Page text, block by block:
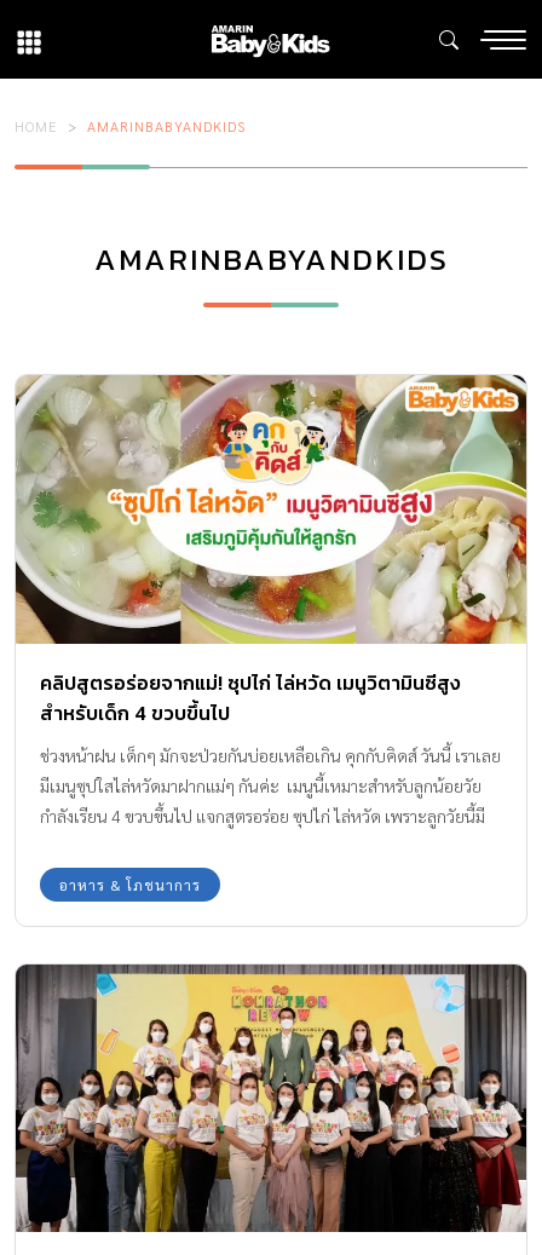
HOME AMARINBABYANDKIDS
AMARINBABYANDKIDS
คลิปสูตรอร่อยจากแม่! ซุปไก่ ไล่หวัด เมนูวิตามินซีสูง
สำหรับเด็ก 4 ขวบขึ้นไป
ช่วงหน้าฝน เด็กๆ มักจะป่วยกันบ่อยเหลือเกิน คุกกับคิดส์ วันนี้ เราเลย
มีเมนูซุปใสไล่หวัดมาฝากแม่ๆ กันค่ะ เมนูนี้เหมาะสำหรับลูกน้อยวัย
กำลังเรียน 4 ขวบขึ้นไป แจกสูตรอร่อย ซุปไก่ ไล่หวัด เพราะลูกวัยนี้มี
ไปด้วยวิตามิน A และ C จากมะเขือเทศและหอมหัวใหญ่ แถมได้
โปรตีนจากเนื้อไก่ และคาร์โบไฮเดรตล้นๆ จากมันเทศหรือมันฝรั่ง อย่า
แบบไหนก็ใส่เพิ่มความอร่อยให้เด็กๆ ได้เลยนะคะ วัตถุดิบ ซุปไก่ ไล่
หวัด – ไก่น่องเล็ก 250 กรัม – กระเทียมจีน 1 กลีบ – รากผักชี 1 ต้น –
หอมใหญ่ 2 หัว – มะเขือเทศ 2 ลูก – มันเทศ หรือมันฝรั่ง 2 หัว […]
อาหาร & โภชนาการ